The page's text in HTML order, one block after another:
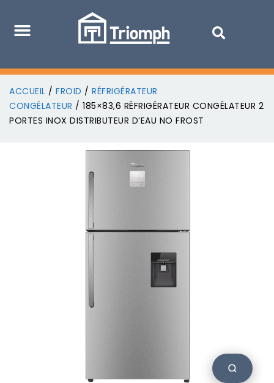
ACCUEIL / FROID / RÉFRIGÉRATEUR
CONGÉLATEUR / 185×83,6 RÉFRIGÉRATEUR CONGÉLATEUR 2
PORTES INOX DISTRIBUTEUR D’EAU NO FROST